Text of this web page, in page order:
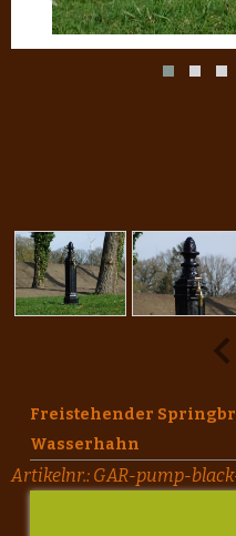
Freistehender
Wasserhahn
Artikelnr.: GAR-pump-